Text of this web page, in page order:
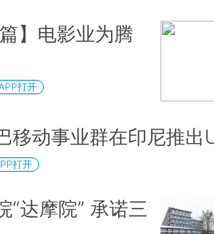
篇】电影业为腾
打开
移动事业群在印尼推出
打开
“达摩院” 承诺三